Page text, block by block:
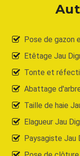
Pose de gazon
Etêtage Jau
Tonte et
Abattage
Taille de haie
Elagueur Jau
Paysagiste Jau